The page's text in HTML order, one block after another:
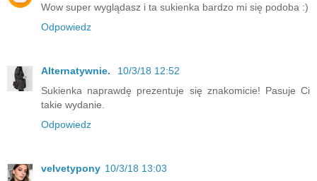
Wow super wyglądasz i ta sukienka bardzo mi się podoba :)
Odpowiedz
Alternatywnie.
10/3/18 12:52
Sukienka naprawdę prezentuje się znakomicie! Pasuje Ci
takie wydanie.
Odpowiedz
velvetypony 10/3/18 13:03